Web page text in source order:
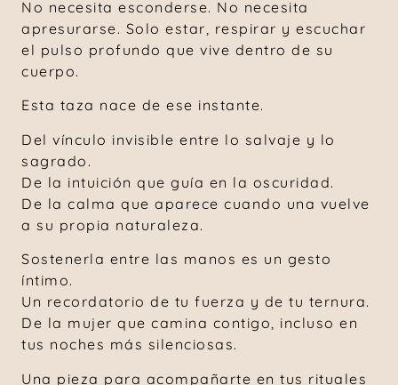
No necesita esconderse. No necesita
apresurarse. Solo estar, respirar y escuchar
el pulso profundo que vive dentro de su
cuerpo.
Esta taza nace de ese instante.
Del vínculo invisible entre lo salvaje y lo
sagrado.
De la intuición que guía en la oscuridad.
De la calma que aparece cuando una vuelve
a su propia naturaleza.
Sostenerla entre las manos es un gesto
íntimo.
Un recordatorio de tu fuerza y de tu ternura.
De la mujer que camina contigo, incluso en
tus noches más silenciosas.
Una pieza para acompañarte en tus rituales